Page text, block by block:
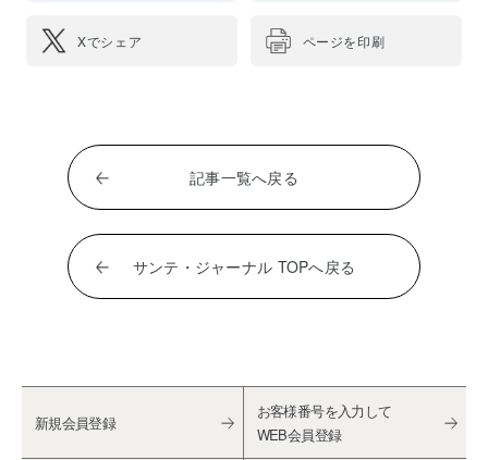
Xでシェア ページを印刷
記事一覧へ戻る
サンテ・ジャーナル TOPへ戻る
新規会員登録
お客様番号を入力して
WEB会員登録